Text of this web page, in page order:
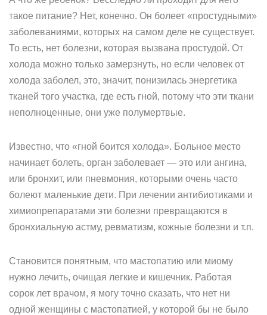
такое питание? Нет, конечно. Он болеет «простудными»
заболеваниями, которых на самом деле не существует.
То есть, нет болезни, которая вызвана простудой. От
холода можно только замерзнуть, но если человек от
холода заболел, это, значит, понизилась энергетика
тканей того участка, где есть гной, потому что эти ткани
неполноценные, они уже полумертвые.
Известно, что «гной боится холода». Больное место
начинает болеть, орган заболевает — это или ангина,
или бронхит, или пневмония, которыми очень часто
болеют маленькие дети. При лечении антибиотиками и
химиопрепаратами эти болезни превращаются в
бронхиальную астму, ревматизм, кожные болезни и т.п.
Становится понятным, что мастопатию или миому
нужно лечить, очищая легкие и кишечник. Работая
сорок лет врачом, я могу точно сказать, что нет ни
одной женщины с мастопатией, у которой бы не было